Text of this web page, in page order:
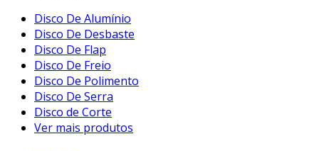
Disco De Alumínio
Disco De Desbaste
Disco De Flap
Disco De Freio
Disco De Polimento
Disco De Serra
Disco de Corte
Ver mais produtos